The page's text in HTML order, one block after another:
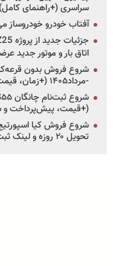
سراسری (+راهنمای کامل)
آفتاب خودرو خودروساز
اتاق بار و موتور جدید
-مرداد۱۴۰۵ (+زمان، قیمت و شرایط فروش)
(+قیمت، پیش‌پرداخت
تحویل ۲۰ روزه و لینک ثبت‌نام)